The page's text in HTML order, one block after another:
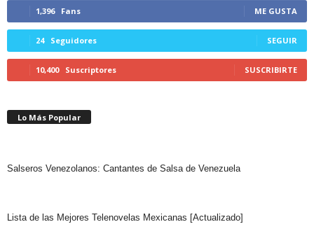
1,396 Fans ME GUSTA
24 Seguidores SEGUIR
10,400 Suscriptores SUSCRIBIRTE
Lo Más Popular
Salseros Venezolanos: Cantantes de Salsa de Venezuela
Lista de las Mejores Telenovelas Mexicanas [Actualizado]